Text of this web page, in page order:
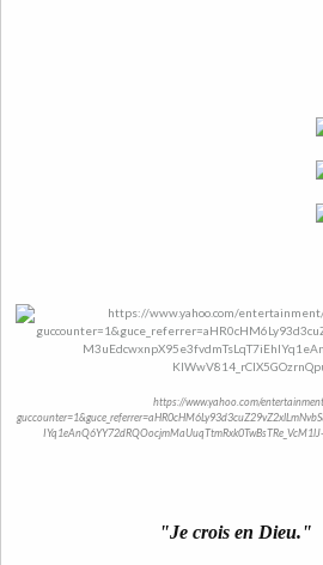
https://www.yahoo.com/
"Je crois en Dieu."